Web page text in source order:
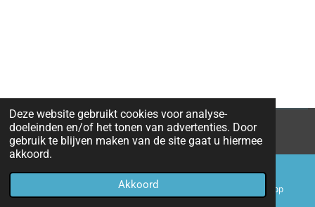
Deze website gebruikt cookies voor analyse-
doeleinden en/of het tonen van advertenties. Door
gebruik te blijven maken van de site gaat u hiermee
akkoord.
Akkoord
© 2022 - 2026 EENFM
Telefoonnummer WhatsApp